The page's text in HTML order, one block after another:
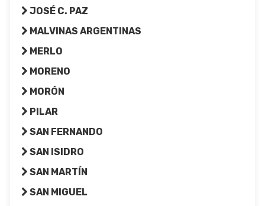
JOSÉ C. PAZ
MALVINAS ARGENTINAS
MERLO
MORENO
MORÓN
PILAR
SAN FERNANDO
SAN ISIDRO
SAN MARTÍN
SAN MIGUEL